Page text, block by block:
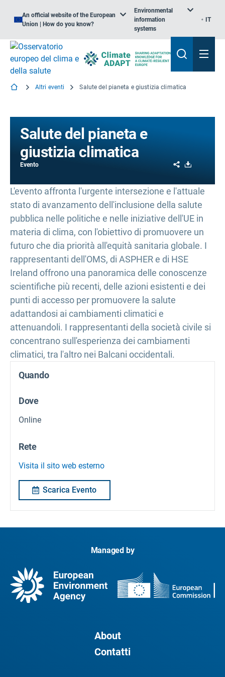
An official website of the European
Union | How do you know?
Environmental
information
systems
IT
Altri eventi Salute del pianeta e giustizia climatica
Salute del pianeta e
giustizia climatica
Evento Share
L'evento affronta l'urgente intersezione e l'attuale
stato di avanzamento dell'inclusione della salute
pubblica nelle politiche e nelle iniziative dell'UE in
materia di clima, con l'obiettivo di promuovere un
futuro che dia priorità all'equità sanitaria globale. I
rappresentanti dell'OMS, di ASPHER e di HSE
Ireland offrono una panoramica delle conoscenze
scientifiche più recenti, delle azioni esistenti e dei
punti di accesso per promuovere la salute
adattandosi ai cambiamenti climatici e
attenuandoli. I rappresentanti della società civile si
concentrano sull'esperienza dei cambiamenti
climatici, tra l'altro nei Balcani occidentali.
Quando
Dove
Online
Rete
Visita il sito web esterno
Scarica Evento
Managed by
About
Contatti